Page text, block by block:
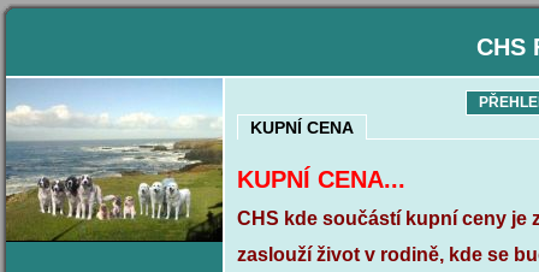
CHS
KUPNÍ CENA
KUPNÍ CENA...
CHS kde součástí kupní ceny je
zaslouží život v rodině, kde se